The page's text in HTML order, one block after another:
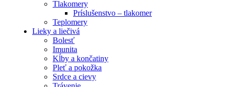
Tlakomery
Príslušenstvo – tlakomer
Teplomery
Lieky a liečivá
Bolesť
Imunita
Kĺby a končatiny
Pleť a pokožka
Srdce a cievy